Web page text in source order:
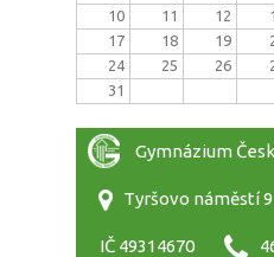
10
11 12
17
18 19
24
25 26
31
Gymnázium
Tyršovo náměstí
IČ 49314670